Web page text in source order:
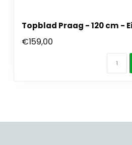
Topblad Praag - 120 cm -
€159,00